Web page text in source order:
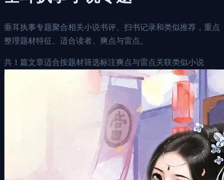
垂耳执事专题聚合相关小说书评、扫书记录和类似推荐，重点
整理题材特征、适合读者、爽点与雷点。
共 1 篇文章适合按题材筛选标注爽点与雷点关联类似小说